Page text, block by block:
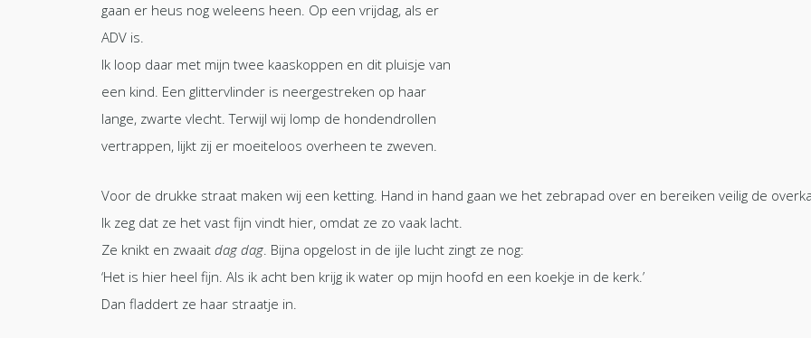
gaan er heus nog weleens heen. Op een vrijdag, als er
ADV is.
Ik loop daar met mijn twee kaaskoppen en dit pluisje van
een kind. Een glittervlinder is neergestreken op haar
lange, zwarte vlecht. Terwijl wij lomp de hondendrollen
vertrappen, lijkt zij er moeiteloos overheen te zweven.
Voor de drukke straat maken wij een ketting. Hand in hand gaan we het zebrapad over en bereiken veilig de
Ik zeg dat ze het vast fijn vindt hier, omdat ze zo vaak lacht.
Ze knikt en zwaait dag dag. Bijna opgelost in de ijle lucht zingt ze nog:
‘Het is hier heel fijn. Als ik acht ben krijg ik water op mijn hoofd en een koekje in de kerk.’
Dan fladdert ze haar straatje in.